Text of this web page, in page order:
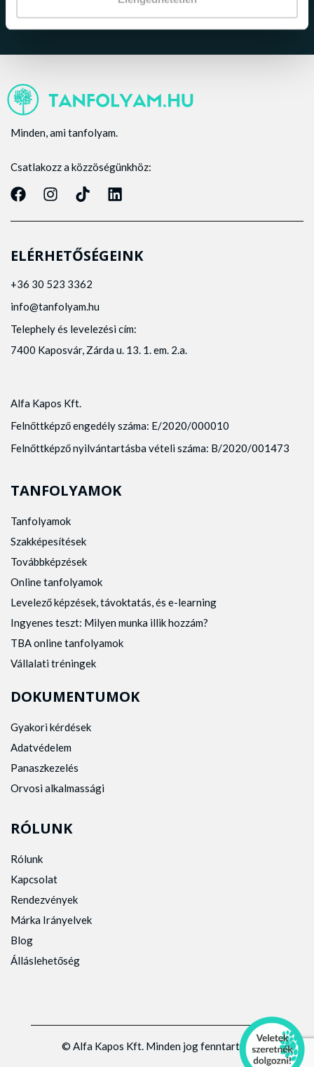
Minden, ami tanfolyam.
Csatlakozz a közzöségünkhöz:
ELÉRHETŐSÉGEINK
+36 30 523 3362
info@tanfolyam.hu
Telephely és levelezési cím:
7400 Kaposvár, Zárda u. 13. 1. em. 2.a.
Alfa Kapos Kft.
Felnőttképző engedély száma: E/2020/000010
Felnőttképző nyilvántartásba vételi száma: B/2020/001473
TANFOLYAMOK
Tanfolyamok
Szakképesítések
Továbbképzések
Online tanfolyamok
Levelező képzések, távoktatás, és e-learning
Ingyenes teszt: Milyen munka illik hozzám?
TBA online tanfolyamok
Vállalati tréningek
DOKUMENTUMOK
Gyakori kérdések
Adatvédelem
Panaszkezelés
Orvosi alkalmassági
RÓLUNK
Rólunk
Kapcsolat
Rendezvények
Márka Irányelvek
Blog
Álláslehetőség
© Alfa Kapos Kft. Minden jog fenntartva.